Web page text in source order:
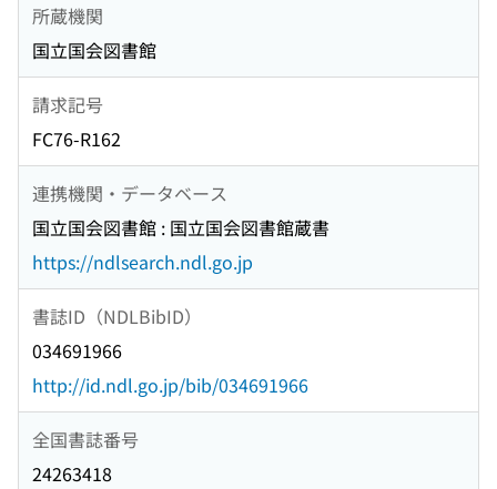
所蔵機関
国立国会図書館
請求記号
FC76-R162
連携機関・データベース
国立国会図書館 : 国立国会図書館蔵書
https://ndlsearch.ndl.go.jp
書誌ID（NDLBibID）
034691966
http://id.ndl.go.jp/bib/034691966
全国書誌番号
24263418